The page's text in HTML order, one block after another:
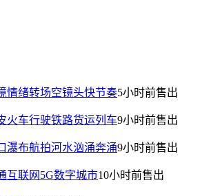
情绪转场空镜头快节奏5小时前售出
火车行驶铁路货运列车9小时前售出
瀑布航拍河水汹涌奔涌9小时前售出
互联网5G数字城市10小时前售出